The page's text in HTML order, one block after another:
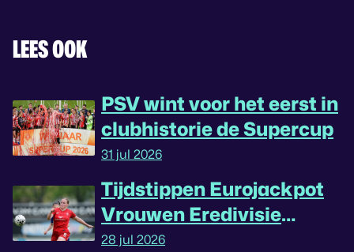
LEES OOK
PSV wint voor het eerst in
clubhistorie de Supercup
31 jul 2026
Tijdstippen Eurojackpot
Vrouwen Eredivisie
omgedraaid
28 jul 2026